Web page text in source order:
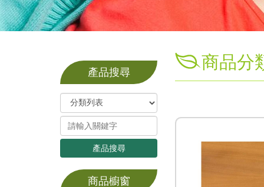
產品搜尋
產品搜尋
商品櫥窗
商品分